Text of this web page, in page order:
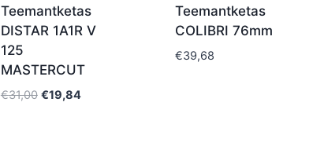
Teemantketas
DISTAR 1A1R V
125
MASTERCUT
€31,00 Algne
€19,84Current
Teemantketas
COLIBRI 76mm
€39,68